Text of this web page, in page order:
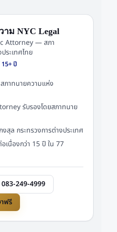
ม NYC Legal
Attorney — สภา
ระเทศไทย
15+ ปี
ภาทนายความแห่ง
รับรองโดยสภาทนาย
สุล กระทรวงการต่างประเทศ
เนื่องกว่า 15 ปี ใน 77
249-4999
ฟรี